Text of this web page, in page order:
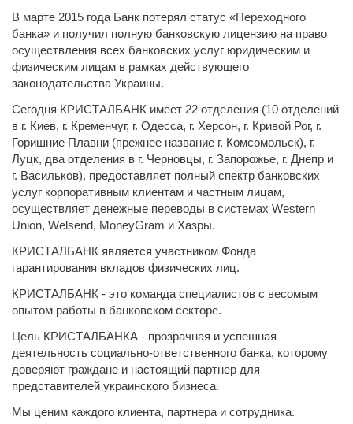
В марте 2015 года Банк потерял статус «Переходного
банка» и получил полную банковскую лицензию на право
осуществления всех банковских услуг юридическим и
физическим лицам в рамках действующего
законодательства Украины.
Сегодня КРИСТАЛБАНК имеет 22 отделения (10 отделений
в г. Киев, г. Кременчуг, г. Одесса, г. Херсон, г. Кривой Рог, г.
Горишние Плавни (прежнее название г. Комсомольск), г.
Луцк, два отделения в г. Черновцы, г. Запорожье, г. Днепр и
г. Васильков), предоставляет полный спектр банковских
услуг корпоративным клиентам и частным лицам,
осуществляет денежные переводы в системах Western
Union, Welsend, MoneyGram и Xазры.
КРИСТАЛБАНК является участником Фонда
гарантирования вкладов физических лиц.
КРИСТАЛБАНК - это команда специалистов с весомым
опытом работы в банковском секторе.
Цель КРИСТАЛБАНКА - прозрачная и успешная
деятельность социально-ответственного банка, которому
доверяют граждане и настоящий партнер для
представителей украинского бизнеса.
Мы ценим каждого клиента, партнера и сотрудника.